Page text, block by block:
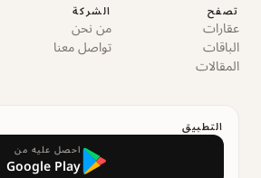
تصفح
عقارات
الباقات
المقالات
الشركة
من نحن
تواصل معنا
التطبيق
احصل عليه من
Google Play